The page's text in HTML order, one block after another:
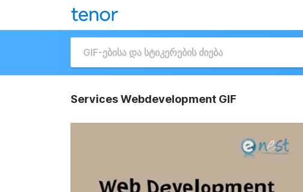
Services Webdevelopment GIF